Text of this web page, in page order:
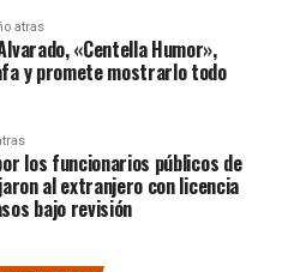
a la gente de
un nuevo
de la República
y va a permitir
carpetas de saneamiento
la propiedad particular,
y puedan obtener su
el Consejero Cárcamo.
un vecino de la
atras
«Centella Humor»,
y promete mostrarlo todo
los funcionarios públicos de
al extranjero con licencia
bajo revisión